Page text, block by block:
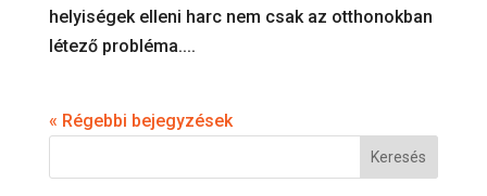
helyiségek elleni harc nem csak az otthonokban
létező probléma....
« Régebbi bejegyzések
Keresés